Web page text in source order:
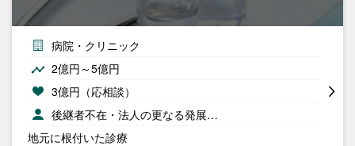
病院・クリニック
2億円～5億円
3億円（応相談）
後継者不在・法人の更なる発展…
地元に根付いた診療